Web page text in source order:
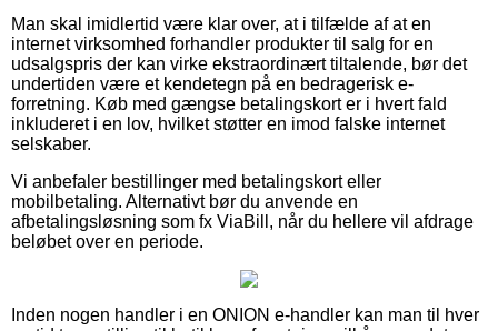
Man skal imidlertid være klar over, at i tilfælde af at en
internet virksomhed forhandler produkter til salg for en
udsalgspris der kan virke ekstraordinært tiltalende, bør det
undertiden være et kendetegn på en bedragerisk e-
forretning. Køb med gængse betalingskort er i hvert fald
inkluderet i en lov, hvilket støtter en imod falske internet
selskaber.
Vi anbefaler bestillinger med betalingskort eller
mobilbetaling. Alternativt bør du anvende en
afbetalingsløsning som fx ViaBill, når du hellere vil afdrage
beløbet over en periode.
Inden nogen handler i en ONION e-handler kan man til hver